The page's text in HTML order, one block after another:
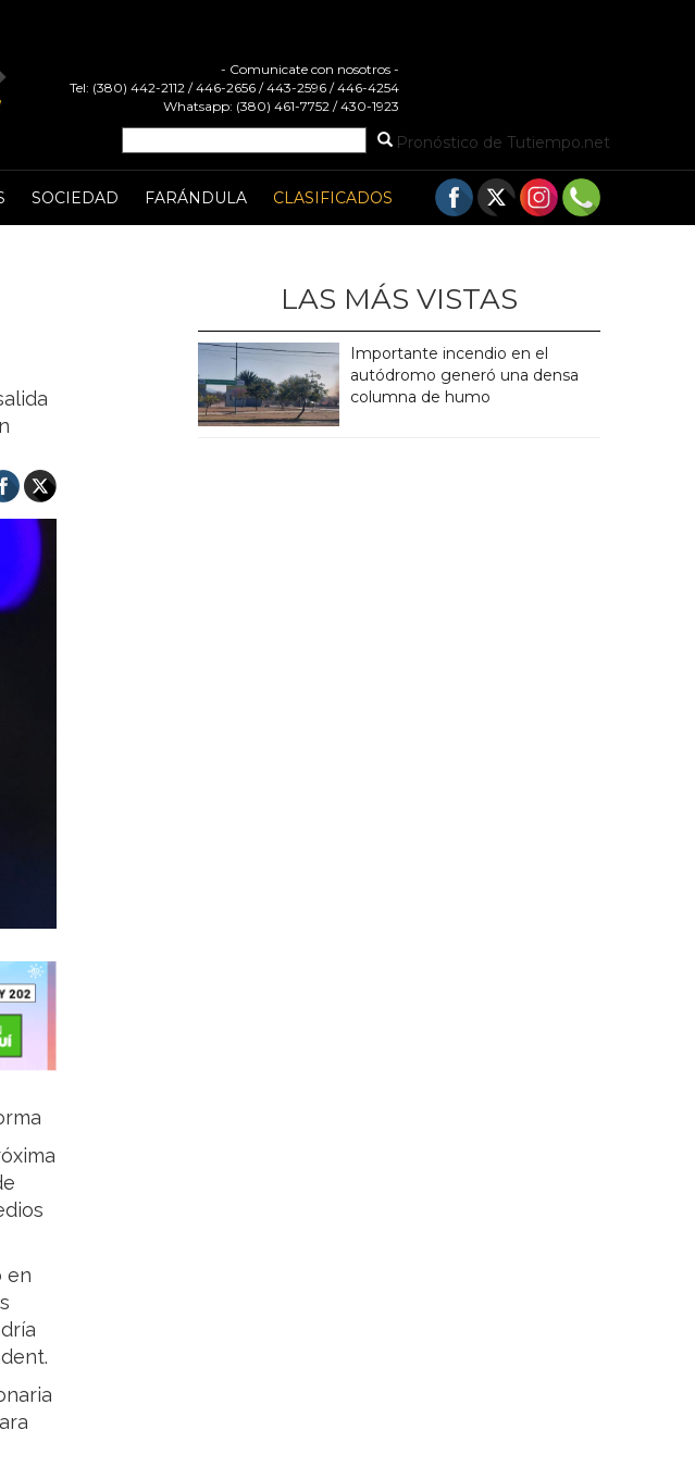
- Comunicate con nosotros -
Tel: (380) 442-2112 / 446-2656 / 443-2596 / 446-4254
Whatsapp: (380) 461-7752 / 430-1923
Pronóstico de Tutiempo.net
SOCIEDAD FARÁNDULA CLASIFICADOS
en
LAS MÁS VISTAS
Importante incendio en el
autódromo generó una densa
columna de humo